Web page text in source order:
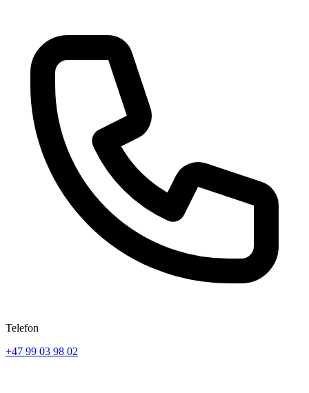
Telefon
+47 99 03 98 02